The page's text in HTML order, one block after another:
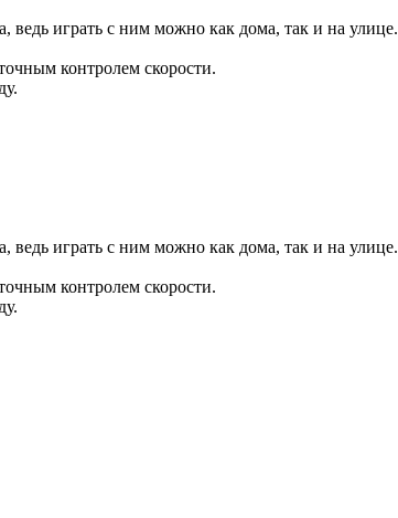
ведь играть с ним можно как дома, так и на улице.
контролем скорости.
ведь играть с ним можно как дома, так и на улице.
контролем скорости.